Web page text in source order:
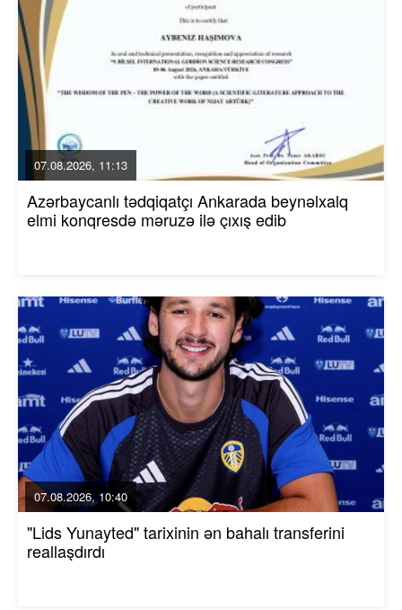
07.08.2026, 11:13
Azərbaycanlı tədqiqatçı Ankarada beynəlxalq
elmi konqresdə məruzə ilə çıxış edib
07.08.2026, 10:40
"Lids Yunayted" tarixinin ən bahalı transferini
reallaşdırdı